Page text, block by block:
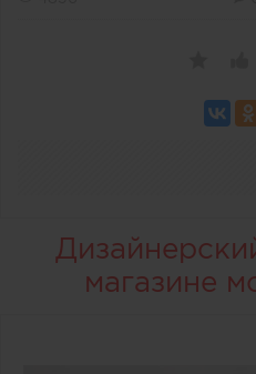
магазине